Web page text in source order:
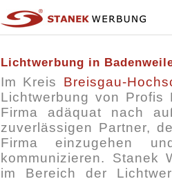
Lichtwerbung in
Im Kreis Breisgau-
Lichtwerbung von Profis
Firma adäquat nach
zuverlässigen Partner,
Firma einzugehen
kommunizieren. Stanek
im Bereich der